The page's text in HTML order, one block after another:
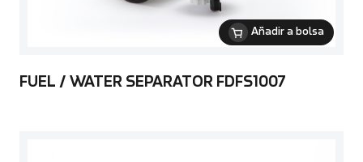
Añadir a bolsa
FUEL / WATER SEPARATOR FDFS1007